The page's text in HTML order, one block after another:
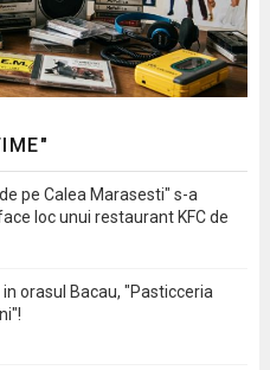
pe Calea Marasesti" s-a
loc unui restaurant KFC de
orasul Bacau, "Pasticceria